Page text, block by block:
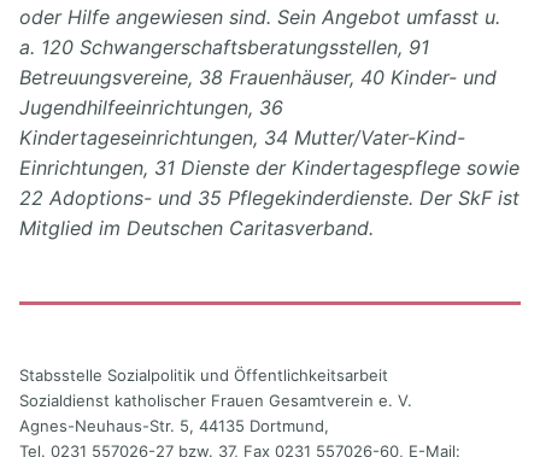
oder Hilfe angewiesen sind. Sein Angebot umfasst u.
a. 120 Schwangerschaftsberatungsstellen, 91
Betreuungsvereine, 38 Frauenhäuser, 40 Kinder- und
Jugendhilfeeinrichtungen, 36
Kindertageseinrichtungen, 34 Mutter/Vater-Kind-
Einrichtungen, 31 Dienste der Kindertagespflege sowie
22 Adoptions- und 35 Pflegekinderdienste. Der SkF ist
Mitglied im Deutschen Caritasverband.
Stabsstelle Sozialpolitik und Öffentlichkeitsarbeit
Sozialdienst katholischer Frauen Gesamtverein e. V.
Agnes-Neuhaus-Str. 5, 44135 Dortmund,
Tel. 0231 557026-27 bzw. 37, Fax 0231 557026-60, E-Mail: